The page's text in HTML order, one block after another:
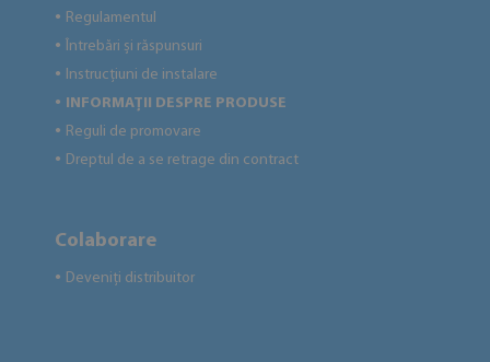
● Regulamentul
● Întrebări și răspunsuri
● Instrucțiuni de instalare
● INFORMAȚII DESPRE PRODUSE
● Reguli de promovare
● Dreptul de a se retrage din contract
Colaborare
● Deveniți distribuitor